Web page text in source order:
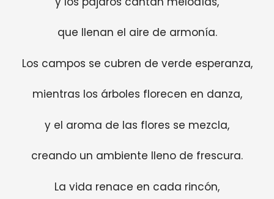
que llenan el aire de armonía.
Los campos se cubren de verde esperanza,
mientras los árboles florecen en danza,
y el aroma de las flores se mezcla,
creando un ambiente lleno de frescura.
La vida renace en cada rincón,